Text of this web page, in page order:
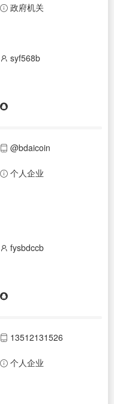
政府机关
syf568b
@bdaicoin
个人企业
fysbdccb
13512131526
个人企业